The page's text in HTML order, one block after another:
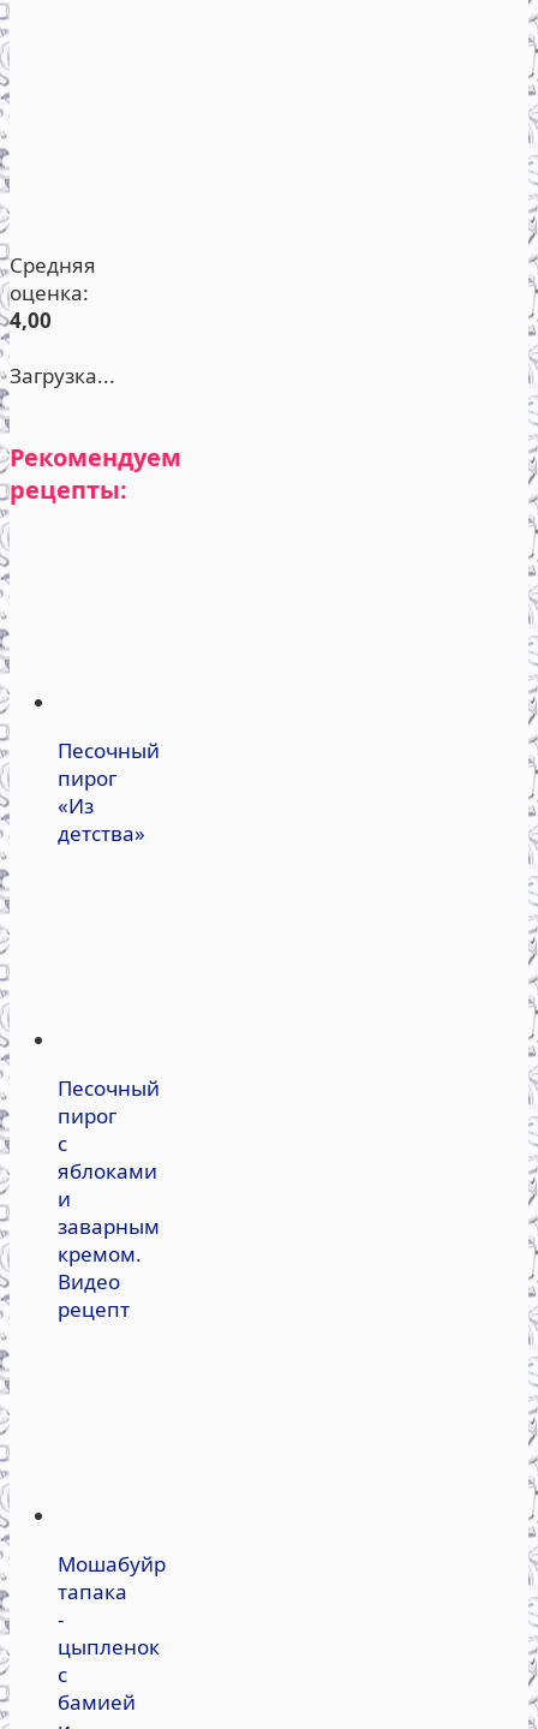
Средняя
оценка:
4,00
Загрузка...
Рекомендуем
рецепты:
Песочный
пирог
«Из
детства»
Песочный
пирог
с
яблоками
и
заварным
кремом.
Видео
рецепт
Мошабуйр
тапака
-
цыпленок
с
бамией